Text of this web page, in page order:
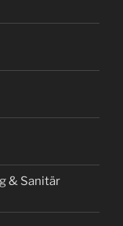
& Sanitär